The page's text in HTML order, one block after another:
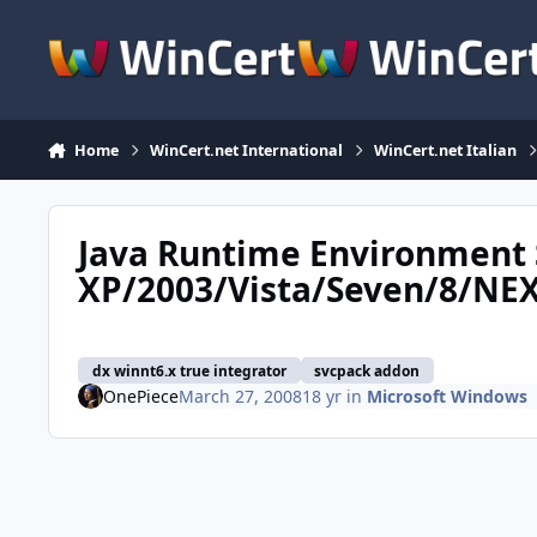
Home WinCert.net International WinCert.net Italian
Java Runtime
XP/2003/Vista/Seven/8/
dx winnt6.x true integrator svcpack addon
OnePieceMarch 27, 200818 yrin Microsoft Windows